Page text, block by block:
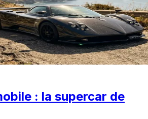
: la supercar de